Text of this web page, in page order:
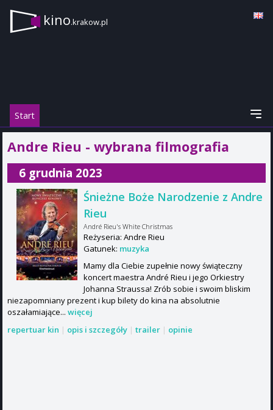
kino.krakow.pl
Start
Andre Rieu - wybrana filmografia
6 grudnia 2023
Śnieżne Boże Narodzenie z Andre
Rieu
André Rieu's White Christmas
Reżyseria: Andre Rieu
Gatunek: muzyka
Mamy dla Ciebie zupełnie nowy świąteczny
koncert maestra André Rieu i jego Orkiestry
Johanna Straussa! Zrób sobie i swoim bliskim
niezapomniany prezent i kup bilety do kina na absolutnie
oszałamiające... więcej
repertuar kin | opis i szczegóły | trailer | opinie